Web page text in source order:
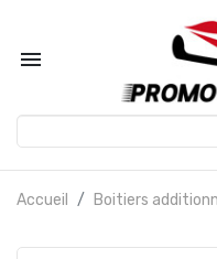

Accueil Boitiers